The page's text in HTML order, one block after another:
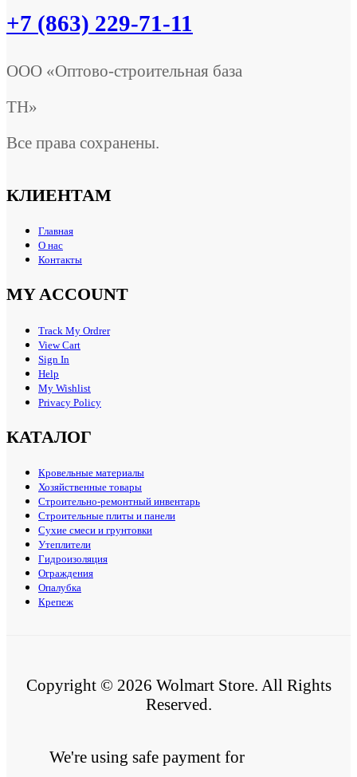
+7 (863) 229-71-11
ООО «Оптово-строительная база
ТН»
Все права сохранены.
КЛИЕНТАМ
Главная
О нас
Контакты
MY ACCOUNT
Track My Ordrer
View Cart
Sign In
Help
My Wishlist
Privacy Policy
КАТАЛОГ
Кровельные материалы
Хозяйственные товары
Строительно-ремонтный инвентарь
Строительные плиты и панели
Сухие смеси и грунтовки
Утеплители
Гидроизоляция
Ограждения
Опалубка
Крепеж
Copyright © 2026 Wolmart Store. All Rights
Reserved.
We're using safe payment for